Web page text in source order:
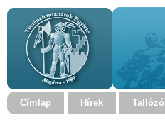
Címlap Hírek Tallózó